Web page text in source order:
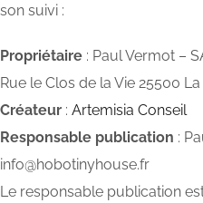
son suivi :
Propriétaire : Paul Vermot –
Rue le Clos de la Vie 25500
Créateur : Artemisia Conseil
Responsable publication :
info@hobotinyhouse.fr
Le responsable publication